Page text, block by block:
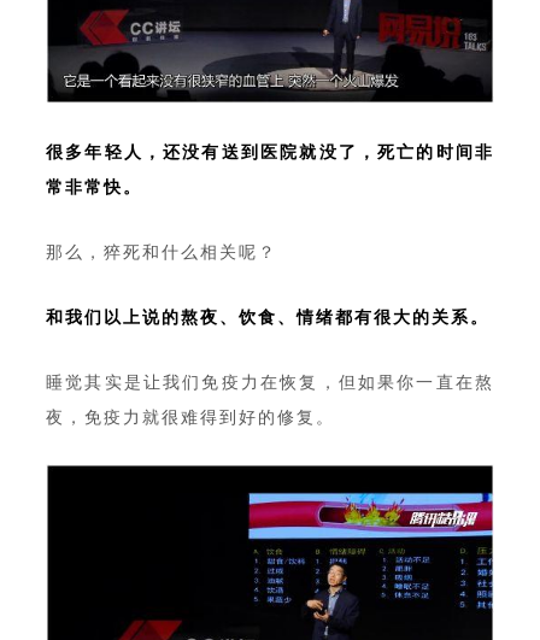
很多年轻人，还没有送到医院就没了，死亡的时间非
常非常快。
那么，猝死和什么相关呢？
和我们以上说的熬夜、饮食、情绪都有很大的关系。
睡觉其实是让我们免疫力在恢复，但如果你一直在熬
夜，免疫力就很难得到好的修复。